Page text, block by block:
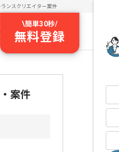
ランスクリエイター案件
\簡単30秒/
無料登録
案件